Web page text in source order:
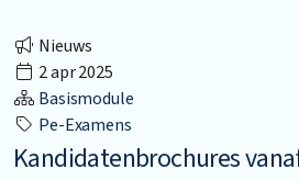
Nieuws
2 apr 2025
Basismodule
Pe-Examens
Kandidatenbrochures